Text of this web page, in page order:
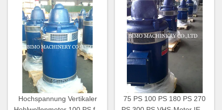
Hochspannung Vertikaler
75 PS 100 PS 180 PS 270